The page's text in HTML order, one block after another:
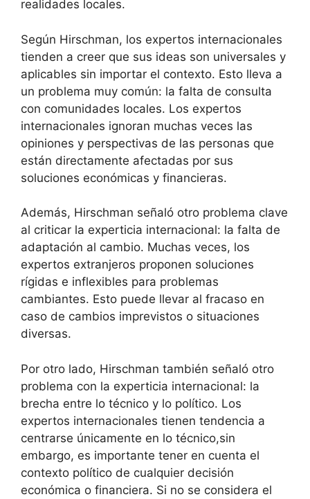
realidades locales.
Según Hirschman, los expertos internacionales
tienden a creer que sus ideas son universales y
aplicables sin importar el contexto. Esto lleva a
un problema muy común: la falta de consulta
con comunidades locales. Los expertos
internacionales ignoran muchas veces las
opiniones y perspectivas de las personas que
están directamente afectadas por sus
soluciones económicas y financieras.
Además, Hirschman señaló otro problema clave
al criticar la experticia internacional: la falta de
adaptación al cambio. Muchas veces, los
expertos extranjeros proponen soluciones
rígidas e inflexibles para problemas
cambiantes. Esto puede llevar al fracaso en
caso de cambios imprevistos o situaciones
diversas.
Por otro lado, Hirschman también señaló otro
problema con la experticia internacional: la
brecha entre lo técnico y lo político. Los
expertos internacionales tienen tendencia a
centrarse únicamente en lo técnico,sin
embargo, es importante tener en cuenta el
contexto político de cualquier decisión
económica o financiera. Si no se considera el